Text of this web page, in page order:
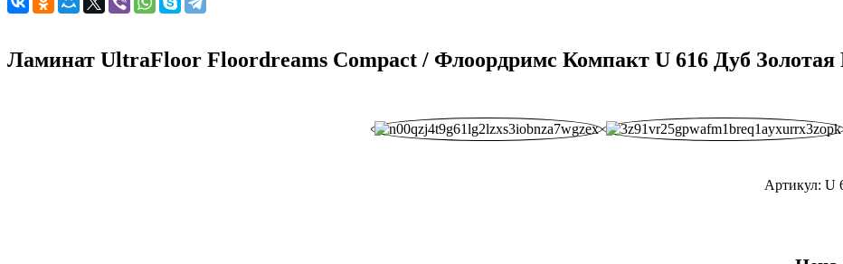
Ламинат UltraFloor Floordreams Compact / Флоордримс Компакт U 616 Дуб
Артикул: U